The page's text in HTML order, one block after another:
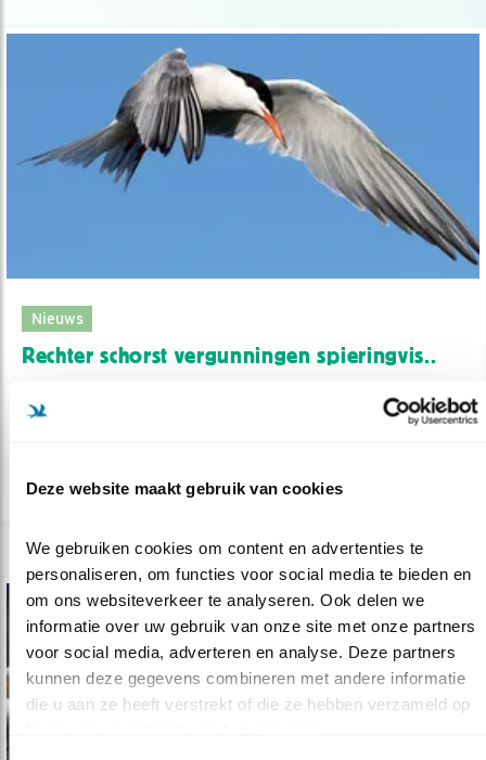
Deze website maakt gebruik van cookies
We gebruiken cookies om content en advertenties te
personaliseren, om functies voor social media te bieden en
om ons websiteverkeer te analyseren. Ook delen we
informatie over uw gebruik van onze site met onze partners
voor social media, adverteren en analyse. Deze partners
kunnen deze gegevens combineren met andere informatie
die u aan ze heeft verstrekt of die ze hebben verzameld op
Nieuws
Rechter schorst vergunningen spieringvis..
Rechtbank verbiedt spieringvisserij voorlopig
bij Den Oever.
lees meer